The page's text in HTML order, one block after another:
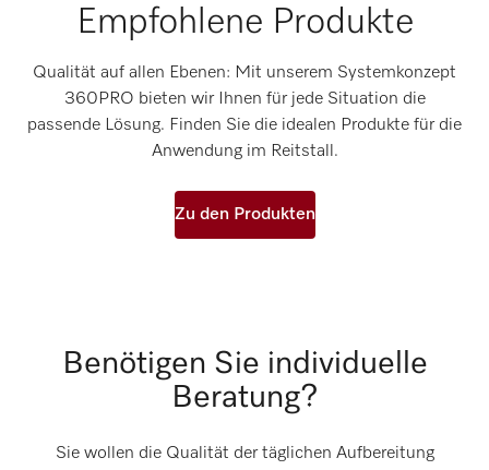
Empfohlene Produkte
Qualität auf allen Ebenen: Mit unserem Systemkonzept
360PRO bieten wir Ihnen für jede Situation die
passende Lösung. Finden Sie die idealen Produkte für die
Anwendung im Reitstall.
Zu den Produkten
Benötigen Sie individuelle
Beratung?
Sie wollen die Qualität der täglichen Aufbereitung